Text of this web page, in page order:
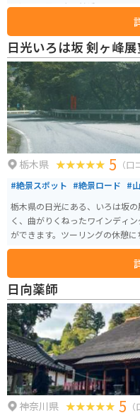
洞）や世界三大天然橋に数えら
日光いろは坂 剣ヶ峰
栃木県 5 （口
#絶景スポット #絶景ロード #
栃木県の日光にある、いろは坂
く、曲がりくねったワインディ
ができます。ツーリングの休憩に
日向薬師
神奈川県 5